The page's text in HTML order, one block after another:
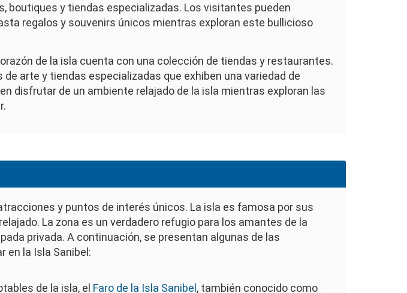
boutiques y tiendas especializadas. Los visitantes pueden
regalos y souvenirs únicos mientras exploran este bullicioso
de la isla cuenta con una colección de tiendas y restaurantes.
arte y tiendas especializadas que exhiben una variedad de
disfrutar de un ambiente relajado de la isla mientras exploran las
y puntos de interés únicos. La isla es famosa por sus
La zona es un verdadero refugio para los amantes de la
privada. A continuación, se presentan algunas de las
en la Isla Sanibel:
de la isla, el Faro de la Isla Sanibel, también conocido como